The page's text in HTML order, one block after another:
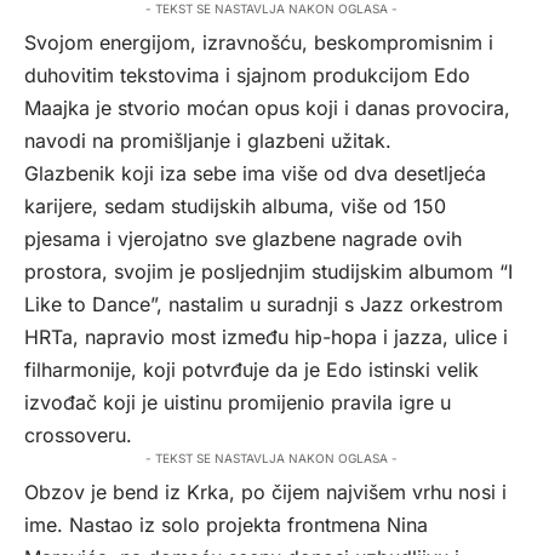
- TEKST SE NASTAVLJA NAKON OGLASA -
Svojom energijom, izravnošću, beskompromisnim i
duhovitim tekstovima i sjajnom produkcijom Edo
Maajka je stvorio moćan opus koji i danas provocira,
navodi na promišljanje i glazbeni užitak.
Glazbenik koji iza sebe ima više od dva desetljeća
karijere, sedam studijskih albuma, više od 150
pjesama i vjerojatno sve glazbene nagrade ovih
prostora, svojim je posljednjim studijskim albumom “I
Like to Dance”, nastalim u suradnji s Jazz orkestrom
HRTa, napravio most između hip-hopa i jazza, ulice i
filharmonije, koji potvrđuje da je Edo istinski velik
izvođač koji je uistinu promijenio pravila igre u
crossoveru.
- TEKST SE NASTAVLJA NAKON OGLASA -
Obzov je bend iz Krka, po čijem najvišem vrhu nosi i
ime. Nastao iz solo projekta frontmena Nina